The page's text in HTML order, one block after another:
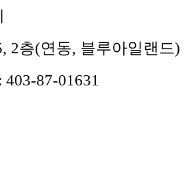
2층(연동, 블루아일랜드)
87-01631